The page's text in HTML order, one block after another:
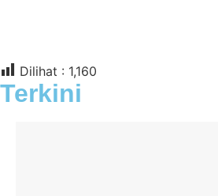
Dilihat : 1,160
Terkini